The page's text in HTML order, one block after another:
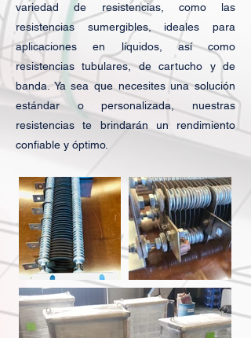
variedad de resistencias, como las
resistencias sumergibles, ideales para
aplicaciones en líquidos, así como
resistencias tubulares, de cartucho y de
banda. Ya sea que necesites una solución
estándar o personalizada, nuestras
resistencias te brindarán un rendimiento
confiable y óptimo.